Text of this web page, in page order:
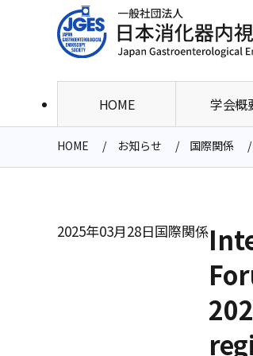
HOME 学会概
HOME お知らせ 国際関係
2025年03月28日国際関係